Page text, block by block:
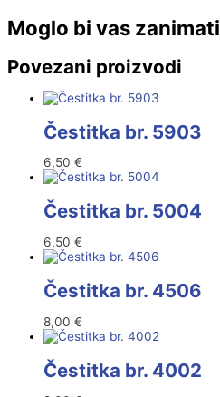
Moglo bi vas zanimati
Povezani proizvodi
Čestitka br. 5903
6,50 €
Čestitka br. 5004
6,50 €
Čestitka br. 4506
8,00 €
Čestitka br. 4002